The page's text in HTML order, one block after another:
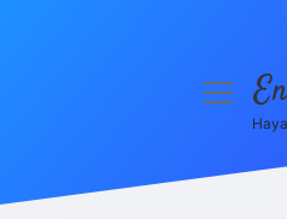
menüyü